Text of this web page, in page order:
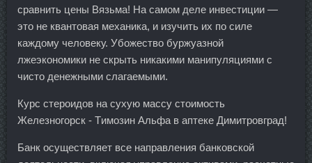
сравнить цены Вязьма! На самом деле инвестиции —
это не квантовая механика, и изучить их по силе
каждому человеку. Убожество буржуазной
лжеэкономики не скрыть никакими манипуляциями с
чисто денежными слагаемыми.
Курс стероидов на сухую массу стоимость
Железногорск - Tимозин Альфа в аптеке Димитровград!
Банк осуществляет все направления банковской